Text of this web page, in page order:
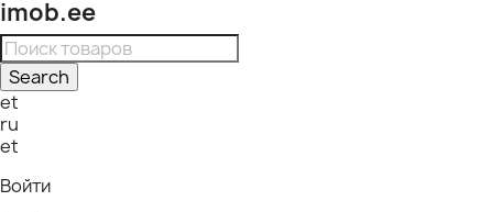
imob.ee
Search
et
ru
et
Войти